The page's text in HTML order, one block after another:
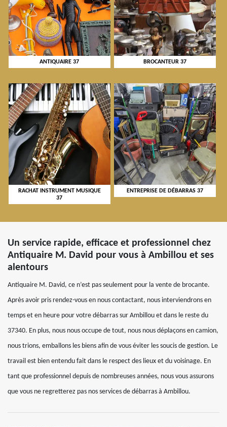
ANTIQUAIRE 37 BROCANTEUR 37
RACHAT INSTRUMENT MUSIQUE
37
ENTREPRISE DE DÉBARRAS 37
Un service rapide, efficace et professionnel chez
Antiquaire M. David pour vous à Ambillou et ses
alentours
Antiquaire M. David, ce n’est pas seulement pour la vente de brocante.
Après avoir pris rendez-vous en nous contactant, nous interviendrons en
temps et en heure pour votre débarras sur Ambillou et dans le reste du
37340. En plus, nous nous occupe de tout, nous nous déplaçons en camion,
nous trions, emballons les biens afin de vous éviter les soucis de gestion. Le
travail est bien entendu fait dans le respect des lieux et du voisinage. En
tant que professionnel depuis de nombreuses années, nous vous assurons
que vous ne regretterez pas nos services de débarras à Ambillou.